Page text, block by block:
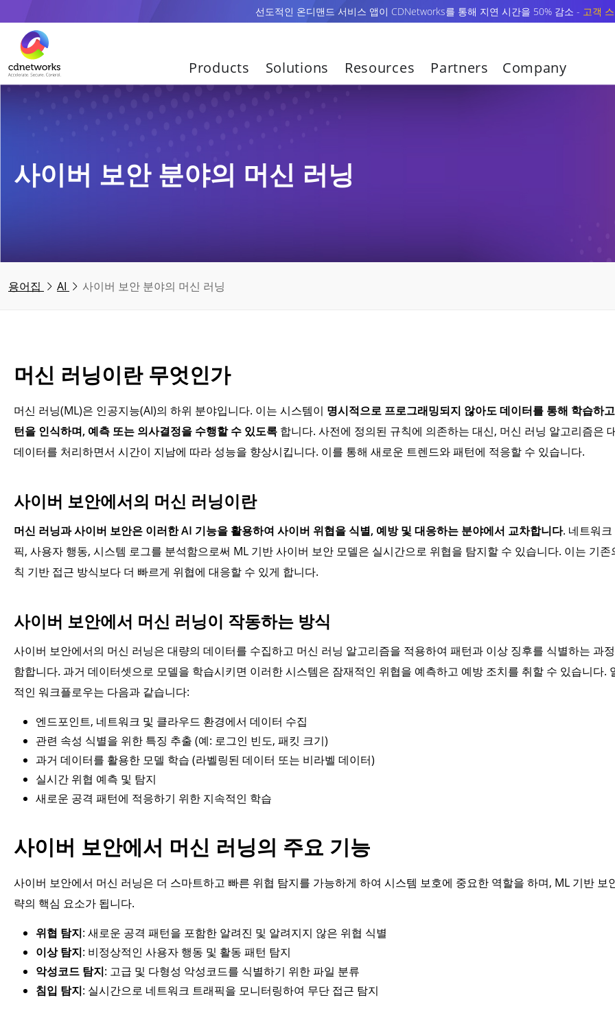
선도적인 온디맨드 서비스 앱이 CDNetworks를 통해 지연 시간을 50% 감소 - 고객
Products Solutions Resources Partners Company
사이버 보안 분야의 머신 러닝
용어집 AI 사이버 보안 분야의 머신 러닝
머신 러닝이란 무엇인가
머신 러닝(ML)은 인공지능(AI)의 하위 분야입니다. 이는 시스템이 명시적으로 프로그래밍되지 않아도 데이터를 통해 학습하
턴을 인식하며, 예측 또는 의사결정을 수행할 수 있도록 합니다. 사전에 정의된 규칙에 의존하는 대신, 머신 러닝 알고리즘은
데이터를 처리하면서 시간이 지남에 따라 성능을 향상시킵니다. 이를 통해 새로운 트렌드와 패턴에 적응할 수 있습니다.
사이버 보안에서의 머신 러닝이란
머신 러닝과 사이버 보안은 이러한 AI 기능을 활용하여 사이버 위협을 식별, 예방 및 대응하는 분야에서 교차합니다. 네트워크
픽, 사용자 행동, 시스템 로그를 분석함으로써 ML 기반 사이버 보안 모델은 실시간으로 위협을 탐지할 수 있습니다. 이는 기존
칙 기반 접근 방식보다 더 빠르게 위협에 대응할 수 있게 합니다.
사이버 보안에서 머신 러닝이 작동하는 방식
사이버 보안에서의 머신 러닝은 대량의 데이터를 수집하고 머신 러닝 알고리즘을 적용하여 패턴과 이상 징후를 식별하는 과
함합니다. 과거 데이터셋으로 모델을 학습시키면 이러한 시스템은 잠재적인 위협을 예측하고 예방 조치를 취할 수 있습니다.
적인 워크플로우는 다음과 같습니다:
엔드포인트, 네트워크 및 클라우드 환경에서 데이터 수집
관련 속성 식별을 위한 특징 추출 (예: 로그인 빈도, 패킷 크기)
과거 데이터를 활용한 모델 학습 (라벨링된 데이터 또는 비라벨 데이터)
실시간 위협 예측 및 탐지
새로운 공격 패턴에 적응하기 위한 지속적인 학습
사이버 보안에서 머신 러닝의 주요 기능
사이버 보안에서 머신 러닝은 더 스마트하고 빠른 위협 탐지를 가능하게 하여 시스템 보호에 중요한 역할을 하며, ML 기반 보
략의 핵심 요소가 됩니다.
위협 탐지: 새로운 공격 패턴을 포함한 알려진 및 알려지지 않은 위협 식별
이상 탐지: 비정상적인 사용자 행동 및 활동 패턴 탐지
악성코드 탐지: 고급 및 다형성 악성코드를 식별하기 위한 파일 분류
침입 탐지: 실시간으로 네트워크 트래픽을 모니터링하여 무단 접근 탐지